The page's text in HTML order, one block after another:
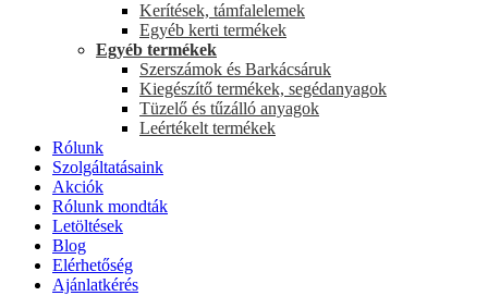
Kerítések, támfalelemek
Egyéb kerti termékek
Egyéb termékek
Szerszámok és Barkácsáruk
Kiegészítő termékek, segédanyagok
Tüzelő és tűzálló anyagok
Leértékelt termékek
Rólunk
Szolgáltatásaink
Akciók
Rólunk mondták
Letöltések
Blog
Elérhetőség
Ajánlatkérés